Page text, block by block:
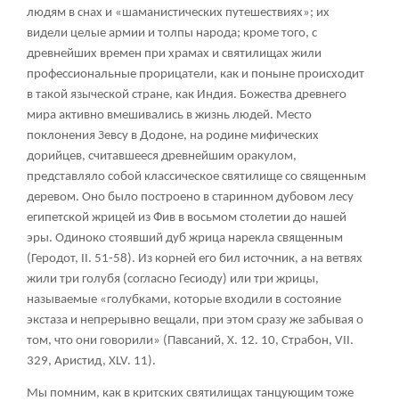
людям в снах и «шаманистических путешествиях»; их
видели целые армии и толпы народа; кроме того, с
древнейших времен при храмах и святилищах жили
профессиональные прорицатели, как и поныне происходит
в такой языческой стране, как Индия. Божества древнего
мира активно вмешивались в жизнь людей. Место
поклонения Зевсу в Додоне, на родине мифических
дорийцев, считавшееся древнейшим оракулом,
представляло собой классическое святилище со священным
деревом. Оно было построено в старинном дубовом лесу
египетской жрицей из Фив в восьмом столетии до нашей
эры. Одиноко стоявший дуб жрица нарекла священным
(Геродот, II. 51-58). Из корней его бил источник, а на ветвях
жили три голубя (согласно Гесиоду) или три жрицы,
называемые «голубками, которые входили в состояние
экстаза и непрерывно вещали, при этом сразу же забывая о
том, что они говорили» (Павсаний, X. 12. 10, Страбон, VII.
329, Аристид, XLV. 11).
Мы помним, как в критских святилищах танцующим тоже